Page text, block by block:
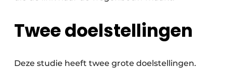
Twee doelstellingen
Deze studie heeft twee grote doelstellingen.